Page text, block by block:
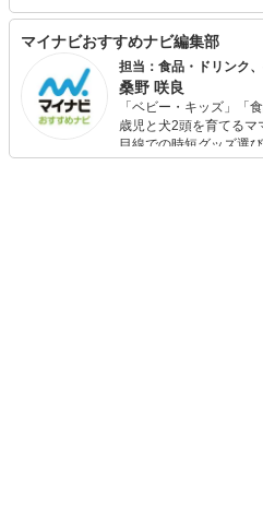
Love Coffee』が月間訪
リカで書籍化される。
版されている。 日本語著書に『シアトル発ちょっとブラッ
クなコーヒーの教科書
LABOでコーヒーコラム
マイナビおすすめナビ編集部
担当：食品・ドリンク
桑野 咲良
「ベビー・キッズ」「
歳児と犬2頭を育てるマ
目線での時短グッズ選
食品選び、束の間のリ